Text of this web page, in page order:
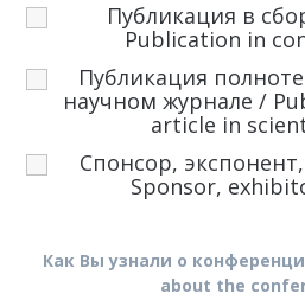
Публикация в
Publication in
Публикация
научном журнале /
article in
Спонсор,
Sponsor,
Как Вы узнали о
about the